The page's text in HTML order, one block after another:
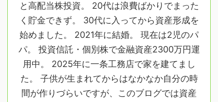
と高配当株投資。 20代は浪費ばかりでまった
く貯金できず。 30代に入ってから資産形成を
始めました。 2021年に結婚。 現在は2児のパ
パ。 投資信託・個別株で金融資産2300万円運
用中。 2025年に一条工務店で家を建てまし
た。 子供が生まれてからはなかなか自分の時
間が作りづらいですが、このブログでは資産